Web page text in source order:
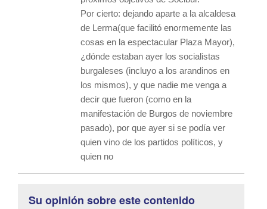
Por cierto: dejando aparte a la alcaldesa
de Lerma(que facilitó enormemente las
cosas en la espectacular Plaza Mayor),
¿dónde estaban ayer los socialistas
burgaleses (incluyo a los arandinos en
los mismos), y que nadie me venga a
decir que fueron (como en la
manifestación de Burgos de noviembre
pasado), por que ayer si se podía ver
quien vino de los partidos políticos, y
quien no
Su opinión sobre este contenido